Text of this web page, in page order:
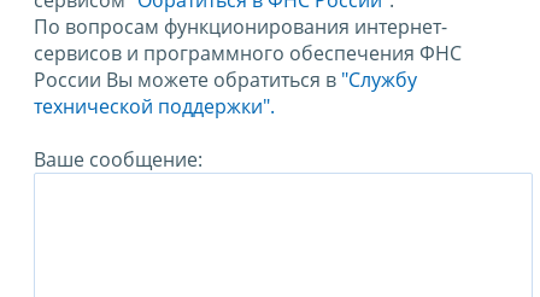
По вопросам функционирования интернет-
сервисов и программного обеспечения ФНС
России Вы можете обратиться в "Службу
технической поддержки".
Ваше сообщение: